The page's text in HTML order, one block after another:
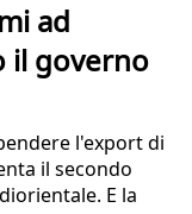
ad
il governo
l'export di
il secondo
E la